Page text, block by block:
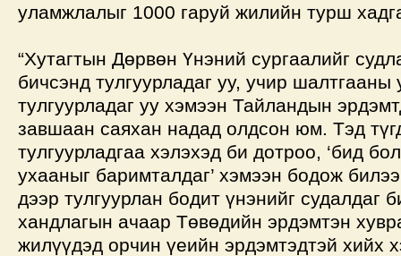
уламжлалыг 1000 гаруй жилийн турш
“Хутагтын Дөрвөн Үнэний сургаалийг
бичсэнд тулгуурладаг уу, учир шалтгааны
тулгуурладаг уу хэмээн Тайландын
завшаан саяхан надад олдсон юм. Тэд
тулгуурладгаа хэлэхэд би дотроо, ‘бид
ухааныг баримталдаг’ хэмээн бодож
дээр тулгуурлан бодит үнэнийг судалдаг
хандлагын ачаар Төвөдийн эрдэмтэн
жилүүдэд орчин үеийн эрдэмтэдтэй хийх